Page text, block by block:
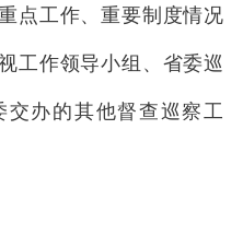
点工作、重要制度情况
工作领导小组、省委巡
办的其他督查巡察工